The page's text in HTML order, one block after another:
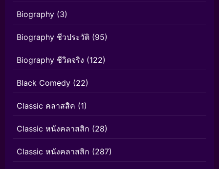
Biography (3)
Biography ชีวประวัติ (95)
Biography ชีวิตจริง (122)
Black Comedy (22)
Classic คลาสสิค (1)
Classic หนังคลาสสิก (28)
Classic หนังคลาสสิก (287)